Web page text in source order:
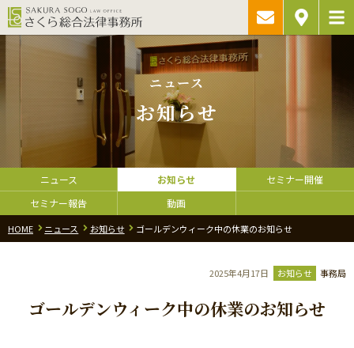
ニュース
お知らせ
ニュース お知らせ
セミナー開催
セミナー報告
動画
HOME ニュース お知らせ ゴールデンウィーク中の休業のお知らせ
2025年4月17日 お知らせ 事務局
ゴールデンウィーク中の休業のお知らせ